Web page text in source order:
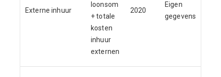
Externe inhuur
loonsom
+ totale
kosten
inhuur
externen
2020
Eigen
gegevens